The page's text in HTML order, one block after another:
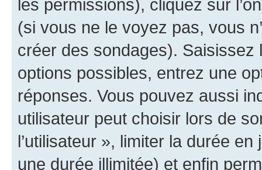
les permissions), cliquez sur
(si vous ne le voyez pas, vous
créer des sondages).
options possibles, entrez une
réponses. Vous pouvez aussi
utilisateur peut choisir lors de
l’utilisateur », limiter la durée
une durée illimitée) et enfin